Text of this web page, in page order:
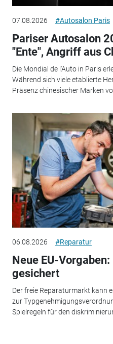
07.08.2026 #Autosalon Paris
Pariser Autosalon
"Ente", Angriff aus
Die Mondial de l'Auto in Paris
Während sich viele etablierte
Präsenz chinesischer Marken
06.08.2026 #Reparatur
Neue EU-
gesichert
Der freie Reparaturmarkt kann
zur
Spielregeln für den